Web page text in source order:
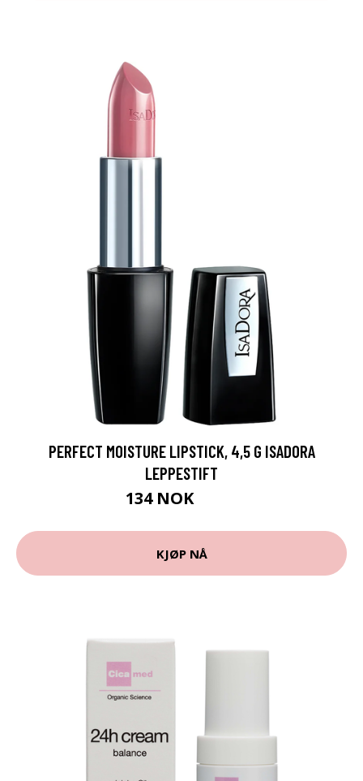
PERFECT MOISTURE LIPSTICK, 4,5 G ISADORA
LEPPESTIFT
134 NOK
KJØP NÅ